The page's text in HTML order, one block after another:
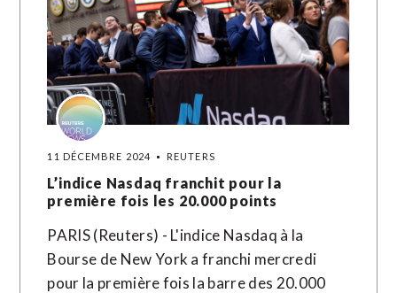
11 DÉCEMBRE 2024 REUTERS
L’indice Nasdaq franchit pour la
première fois les 20.000 points
PARIS (Reuters) - L'indice Nasdaq à la
Bourse de New York a franchi mercredi
pour la première fois la barre des 20.000